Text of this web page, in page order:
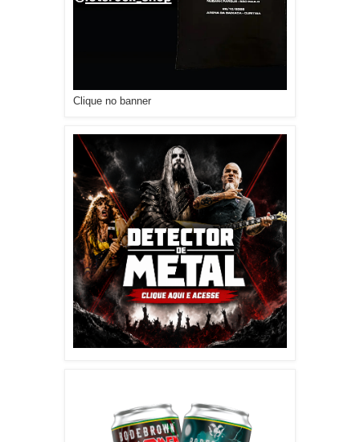
Clique no banner